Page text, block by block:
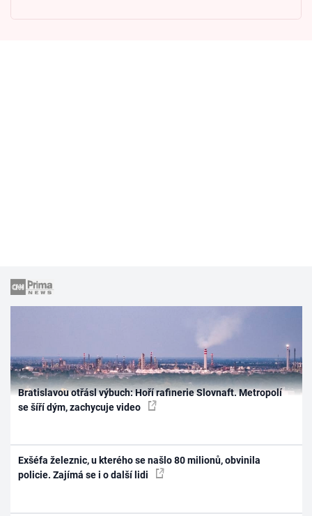
Bratislavou otřásl výbuch: Hoří rafinerie Slovnaft. Metropolí
se šíří dým, zachycuje video
Exšéfa železnic, u kterého se našlo 80 milionů, obvinila
policie. Zajímá se i o další lidi